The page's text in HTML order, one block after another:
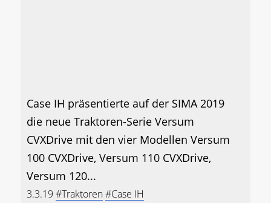
Case IH präsentierte auf der SIMA 2019
die neue Traktoren-Serie Versum
CVXDrive mit den vier Modellen Versum
100 CVXDrive, Versum 110 CVXDrive,
Versum 120...
3.3.19 #Traktoren#Case IH